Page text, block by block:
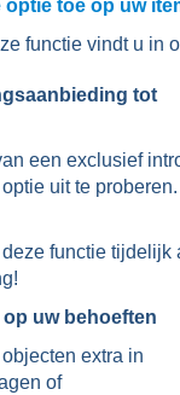
optie toe op uw
functie vindt u in
tot
een exclusief
uit te proberen.
functie tijdelijk
uw behoeften
extra in
of